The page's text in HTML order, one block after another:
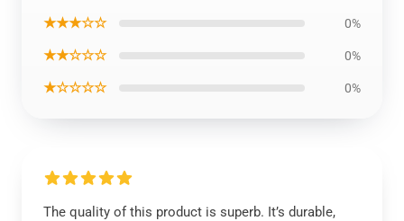
★★★☆☆ 0%
★★☆☆☆ 0%
★☆☆☆☆ 0%
The quality of this product is superb. It’s durable,